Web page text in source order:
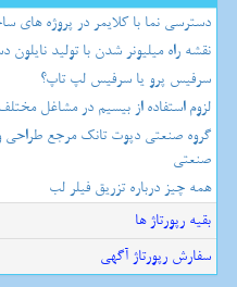
دسترسی نما با کلایمر در پروژه های
نقشه راه میلیونر شدن با تولید نایلون
سرفیس پرو یا سرفیس لپ تاپ؟
لزوم استفاده از بیسیم در مشاغل مختلف
گروه صنعتی دپوت تانک مرجع طراحی
صنعتی
همه چیز درباره تزریق فیلر لب
بقیه رپورتاژ ها
سفارش رپورتاژ آگهی